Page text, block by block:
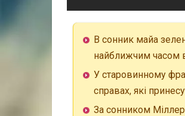
В сонник майа
найближчим часом
У старовинному
справах, які
За сонником